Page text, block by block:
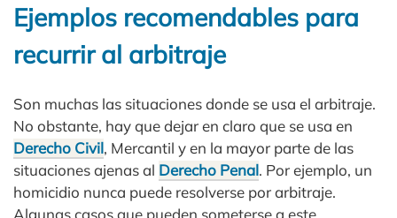
Ejemplos recomendables para
recurrir al arbitraje
Son muchas las situaciones donde se usa el arbitraje.
No obstante, hay que dejar en claro que se usa en
Derecho Civil, Mercantil y en la mayor parte de las
situaciones ajenas al Derecho Penal. Por ejemplo, un
homicidio nunca puede resolverse por arbitraje.
Algunas casos que pueden someterse a este